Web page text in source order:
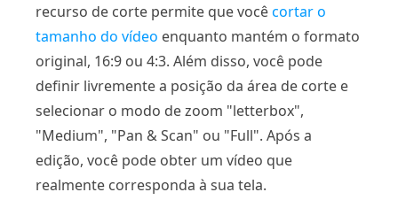
recurso de corte permite que vocêcortar o
tamanho do vídeo enquanto mantém o formato
original, 16:9 ou 4:3. Além disso, você pode
definir livremente a posição da área de corte e
selecionar o modo de zoom "letterbox",
"Medium", "Pan & Scan" ou "Full". Após a
edição, você pode obter um vídeo que
realmente corresponda à sua tela.